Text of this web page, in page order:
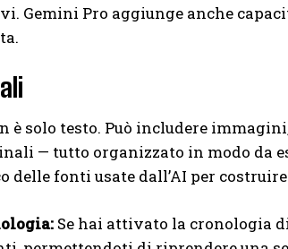
Gemini Pro aggiunge anche
è solo testo. Può includere
— tutto organizzato in modo da
delle fonti usate dall’AI per
Se hai attivato la cronologia